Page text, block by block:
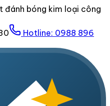
đánh bóng kim loại công
Hotline: 0988 896